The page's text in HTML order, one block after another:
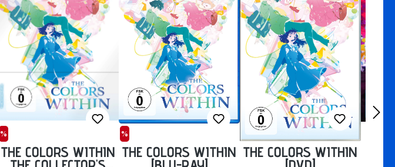
%
THE COLORS WITHIN
%
THE COLORS WITHIN THE COLORS WITHIN